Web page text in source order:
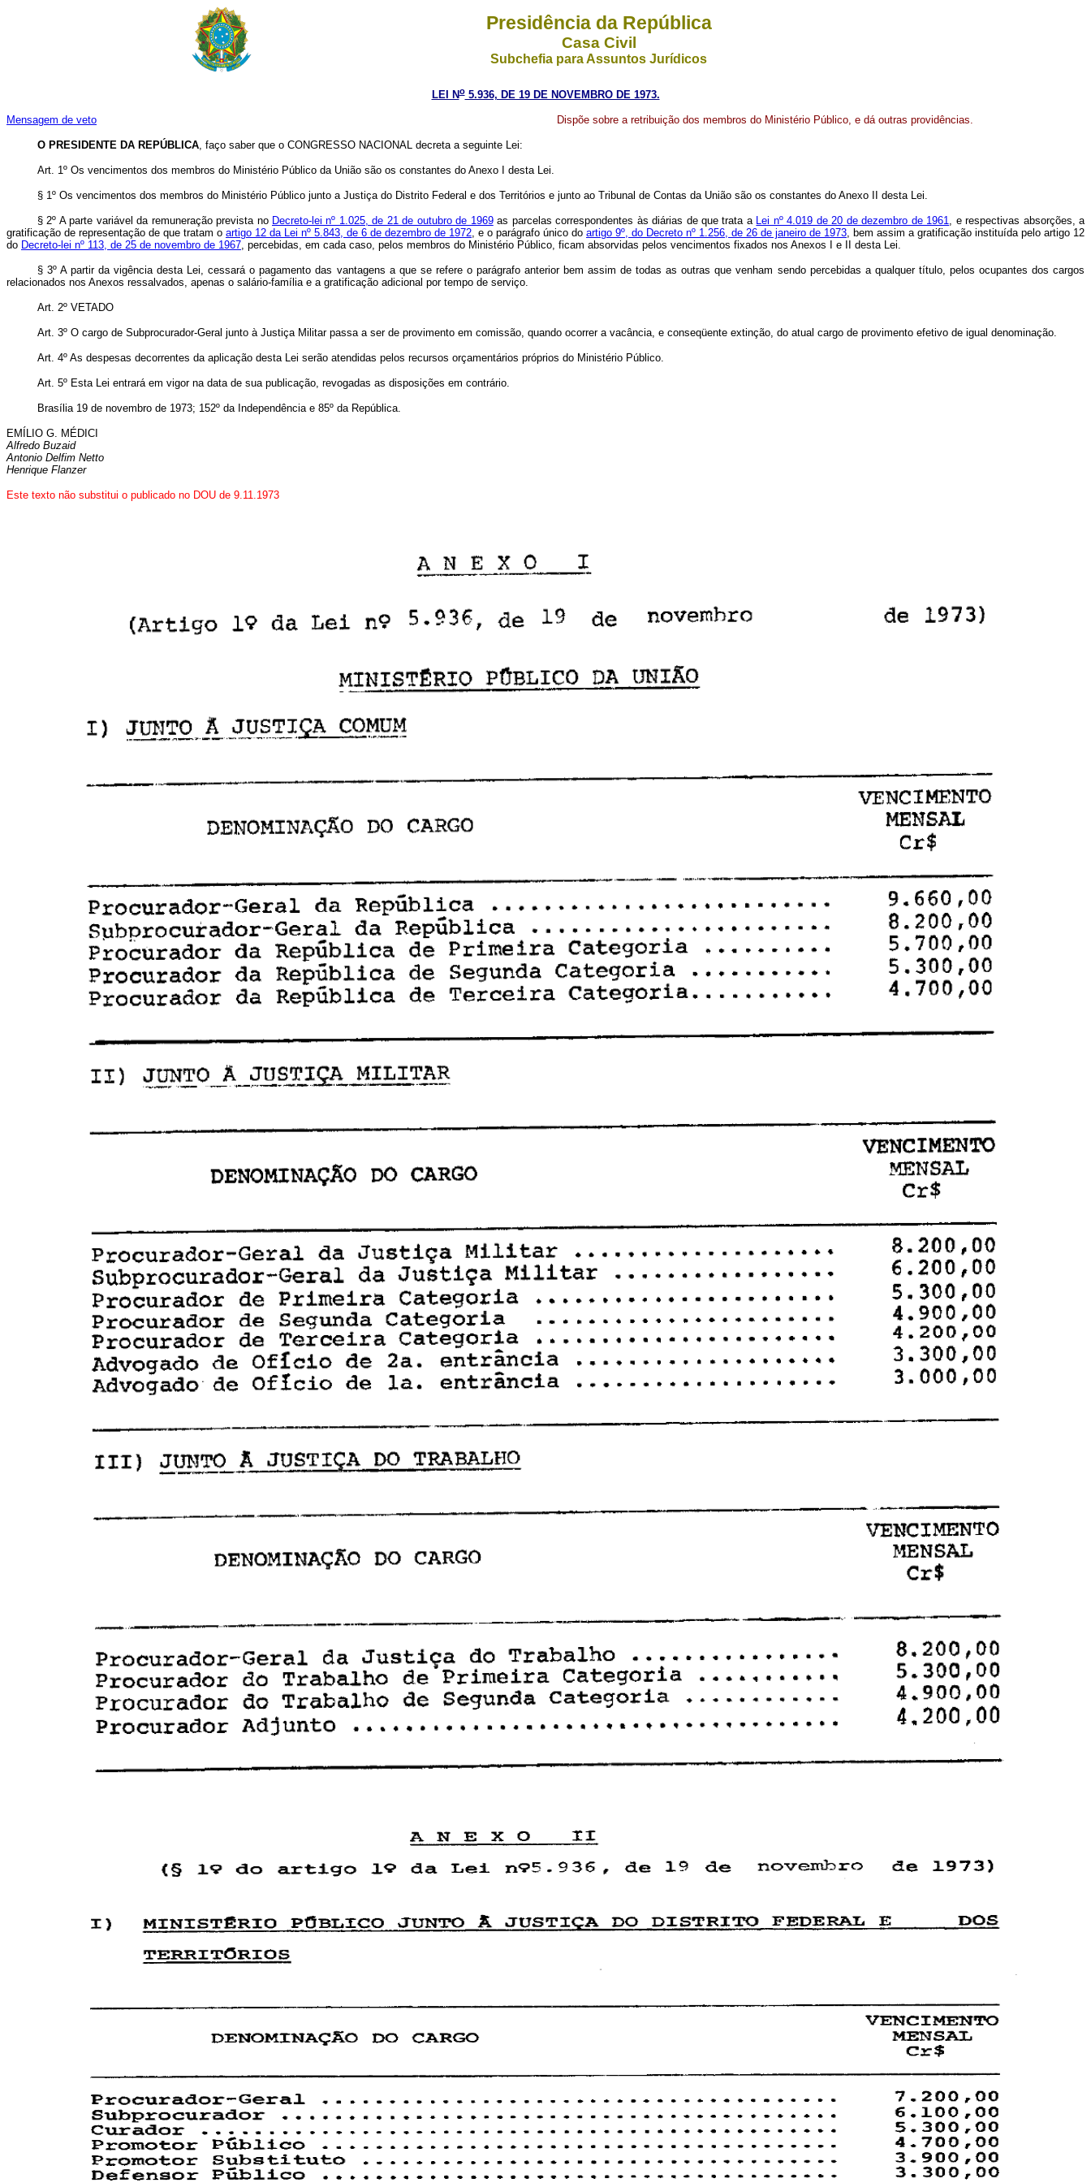
Presidência da República
Casa Civil
Subchefia para Assuntos Jurídicos
LEI No5.936, DE 19 DE NOVEMBRO DE 1973.
Mensagem de veto Dispõe sobre a retribuição dos membros do Ministério Público, e dá outras providências.
O PRESIDENTE DA REPÚBLICA, faço saber que o CONGRESSO NACIONAL decreta a seguinte Lei:
Art. 1º Os vencimentos dos membros do Ministério Público da União são os constantes do Anexo I desta Lei.
§ 1º Os vencimentos dos membros do Ministério Público junto a Justiça do Distrito Federal e dos Territórios e junto ao Tribunal de Contas da União são os constantes do Anexo II desta Lei.
§ 2º A parte variável da remuneração prevista no Decreto-lei nº 1.025, de 21 de outubro de 1969as parcelas correspondentes às diárias de que trata a Lei nº 4.019 de 20 de dezembro de 1961, e respectivas absorções, a
gratificação de representação de que tratam o artigo 12 da Lei nº 5.843, de 6 de dezembro de 1972, e o parágrafo único do artigo 9º, do Decreto nº 1.256, de 26 de janeiro de 1973, bem assim a gratificação instituída pelo artigo 12
do Decreto-lei nº 113, de 25 de novembro de 1967, percebidas, em cada caso, pelos membros do Ministério Público, ficam absorvidas pelos vencimentos fixados nos Anexos I e II desta Lei.
§ 3º A partir da vigência desta Lei, cessará o pagamento das vantagens a que se refere o parágrafo anterior bem assim de todas as outras que venham sendo percebidas a qualquer título, pelos ocupantes dos cargos
relacionados nos Anexos ressalvados, apenas o salário-família e a gratificação adicional por tempo de serviço.
Art. 2º VETADO
Art. 3º O cargo de Subprocurador-Geral junto à Justiça Militar passa a ser de provimento em comissão, quando ocorrer a vacância, e conseqüente extinção, do atual cargo de provimento efetivo de igual denominação.
Art. 4º As despesas decorrentes da aplicação desta Lei serão atendidas pelos recursos orçamentários próprios do Ministério Público.
Art. 5º Esta Lei entrará em vigor na data de sua publicação, revogadas as disposições em contrário.
Brasília 19 de novembro de 1973; 152º da Independência e 85º da República.
EMÍLIO G. MÉDICI
Alfredo Buzaid
Antonio Delfim Netto
Henrique Flanzer
Este texto não substitui o publicado no DOU de 9.11.1973